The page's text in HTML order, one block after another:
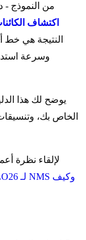
من النموذج -
اكتشاف
وسرعة
يوضح لك هذا
الخاص بك،
لإلقاء نظرة